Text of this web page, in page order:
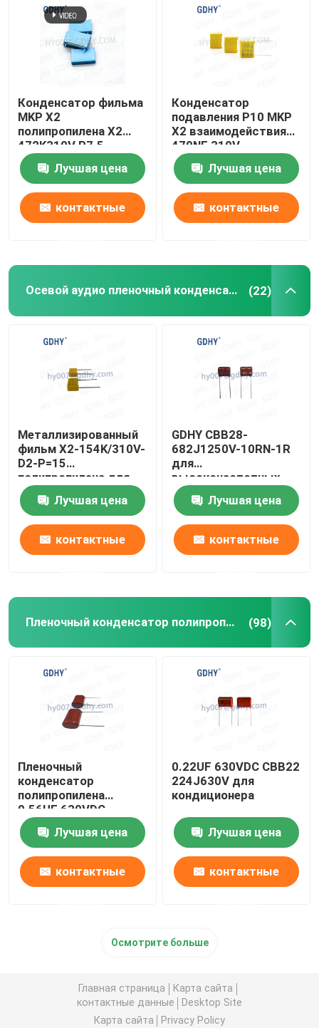
Конденсатор фильма
MKP X2
полипропилена X2
472K310V P7.5
0.0047μF
Лучшая цена
контактные
Конденсатор
подавления P10 MKP
X2 взаимодействия
470NF 310V
Лучшая цена
контактные
Осевой аудио пленочный конденсатор (22)
Металлизированный
фильм X2-154K/310V-
D2-P=15
полипропилена для
умного метра
Лучшая цена
контактные
GDHY CBB28-
682J1250V-10RN-1R
для
высокочастотных
цепей направленного
тока и ИМПа ульс
Лучшая цена
контактные
Пленочный конденсатор полипропилена КББ (98)
Пленочный
конденсатор
полипропилена
0.56UF 630VDC
CBB22-564J630V-
20RN-1RЛучшая цена
контактные
0.22UF 630VDC CBB22
224J630V для
кондиционера
Лучшая цена
контактные
Осмотрите больше
Главная страница
Карта сайта
контактные данные
Desktop Site
Карта сайта
Privacy Policy